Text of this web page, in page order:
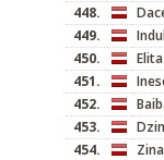
448.
449.
450.
Elita
451.
452.
453.
454.